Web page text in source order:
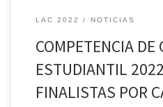
LAC 2022 NOTICIAS
COMPETENCIA DE
ESTUDIANTIL
FINALISTAS POR